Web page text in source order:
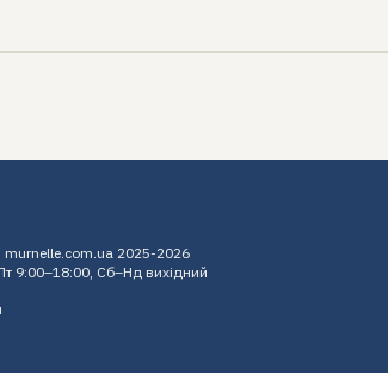
murnelle.com.ua 2025-2026
9:00–18:00, Сб–Нд вихідний